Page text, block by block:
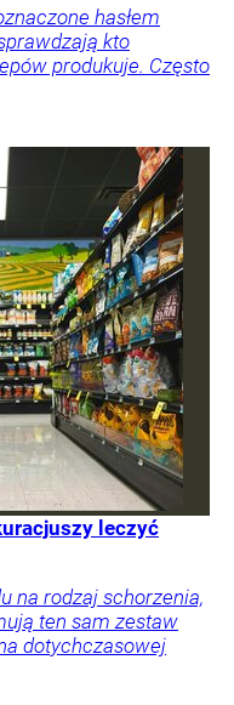
hasłem
kto
produkuje. Często
leczyć
na rodzaj schorzenia,
ten sam zestaw
dotychczasowej